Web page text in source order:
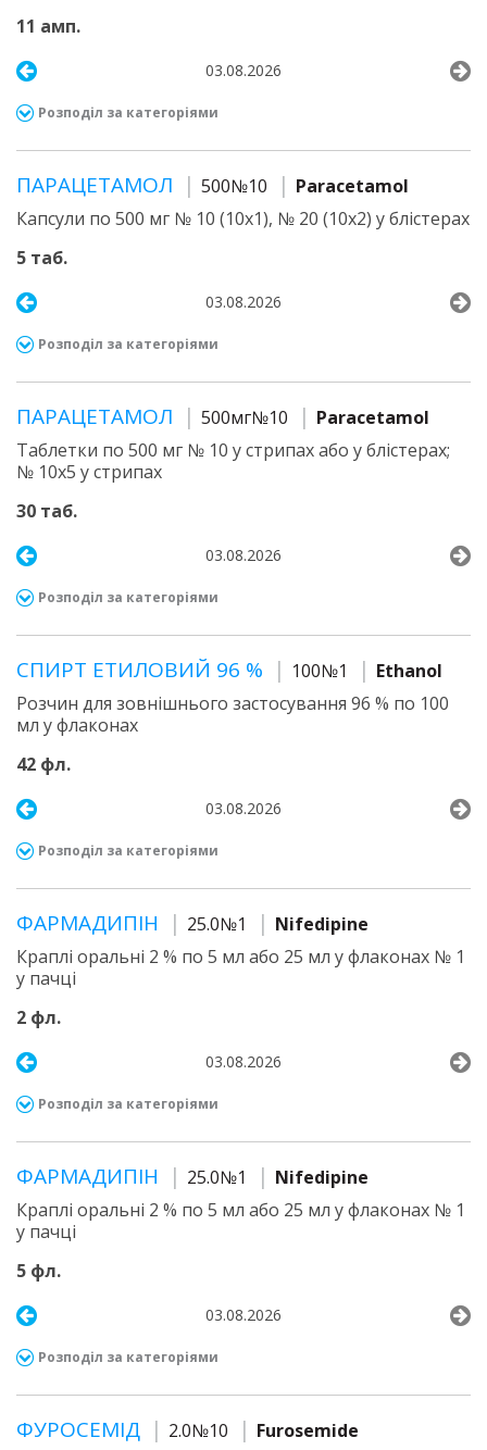
11 амп.
03.08.2026
Розподіл за категоріями
ПАРАЦЕТАМОЛ 500№10
Paracetamol
Капсули по 500 мг № 10 (10х1), № 20 (10х2) у блістерах
5 таб.
03.08.2026
Розподіл за категоріями
ПАРАЦЕТАМОЛ 500мг№10
Paracetamol
Таблетки по 500 мг № 10 у стрипах або у блістерах;
№ 10х5 у стрипах
30 таб.
03.08.2026
Розподіл за категоріями
СПИРТ ЕТИЛОВИЙ 96 % 100№1
Ethanol
Розчин для зовнішнього застосування 96 % по 100
мл у флаконах
42 фл.
03.08.2026
Розподіл за категоріями
ФАРМАДИПІН 25.0№1
Nifedipine
Краплі оральні 2 % по 5 мл або 25 мл у флаконах № 1
у пачці
2 фл.
03.08.2026
Розподіл за категоріями
ФАРМАДИПІН 25.0№1
Nifedipine
Краплі оральні 2 % по 5 мл або 25 мл у флаконах № 1
у пачці
5 фл.
03.08.2026
Розподіл за категоріями
ФУРОСЕМІД 2.0№10
Furosemide